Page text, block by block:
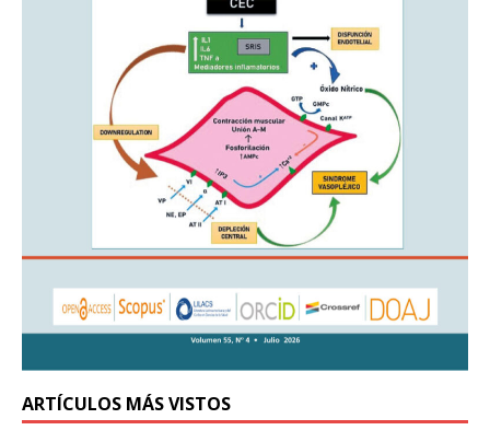
ARTÍCULOS MÁS VISTOS